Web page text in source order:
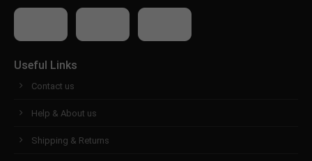
Useful Links
Contact us
Help & About us
Shipping & Returns